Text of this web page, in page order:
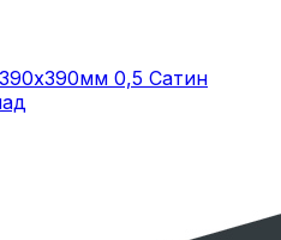
0,5 Сатин